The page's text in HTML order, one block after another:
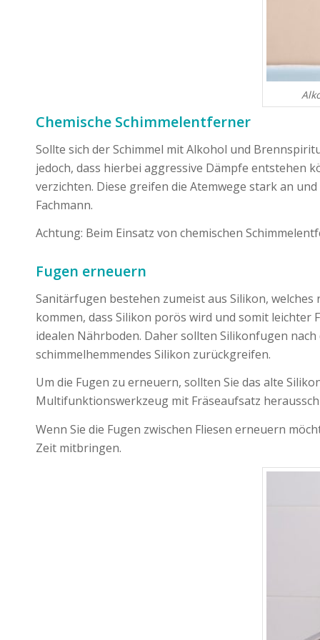
Chemische Schimmelentferner
Sollte sich der Schimmel mit Alkohol und
jedoch, dass hierbei aggressive Dämpfe entstehen
verzichten. Diese greifen die Atemwege stark an
Fachmann.
Achtung: Beim Einsatz von chemischen
Fugen erneuern
Sanitärfugen bestehen zumeist aus Silikon,
kommen, dass Silikon porös wird und somit leichter
idealen Nährboden. Daher sollten Silikonfugen
schimmelhemmendes Silikon zurückgreifen.
Um die Fugen zu erneuern, sollten Sie das alte
Multifunktionswerkzeug mit Fräseaufsatz
Wenn Sie die Fugen zwischen Fliesen erneuern
Zeit mitbringen.